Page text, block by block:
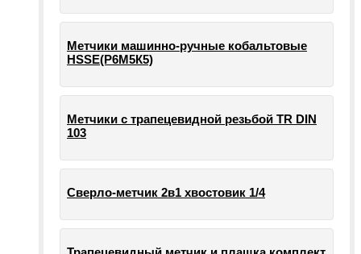
Метчики машинно-ручные кобальтовые
HSSE(Р6М5К5)
Метчики с трапецевидной резьбой TR DIN
103
Сверло-метчик 2в1 хвостовик 1/4